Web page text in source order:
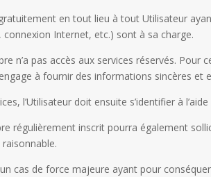
en tout lieu à tout Utilisateur
Internet, etc.) sont à sa charge.
n’a pas accès aux services réservés.
à fournir des informations sincères
l’Utilisateur doit ensuite s’identifier à
régulièrement inscrit pourra également
cas de force majeure ayant pour